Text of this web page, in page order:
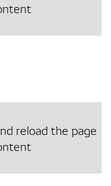
reload the page